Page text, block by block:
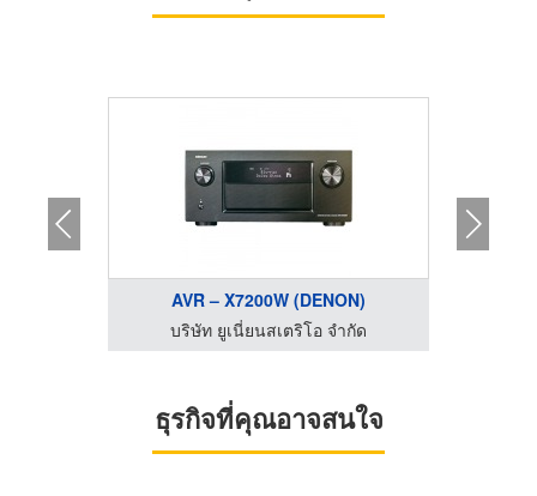
AVR – X7200W (DENON)
บริษัท ยูเนี่ยนสเตริโอ จำกัด
ธุรกิจที่คุณอาจสนใจ